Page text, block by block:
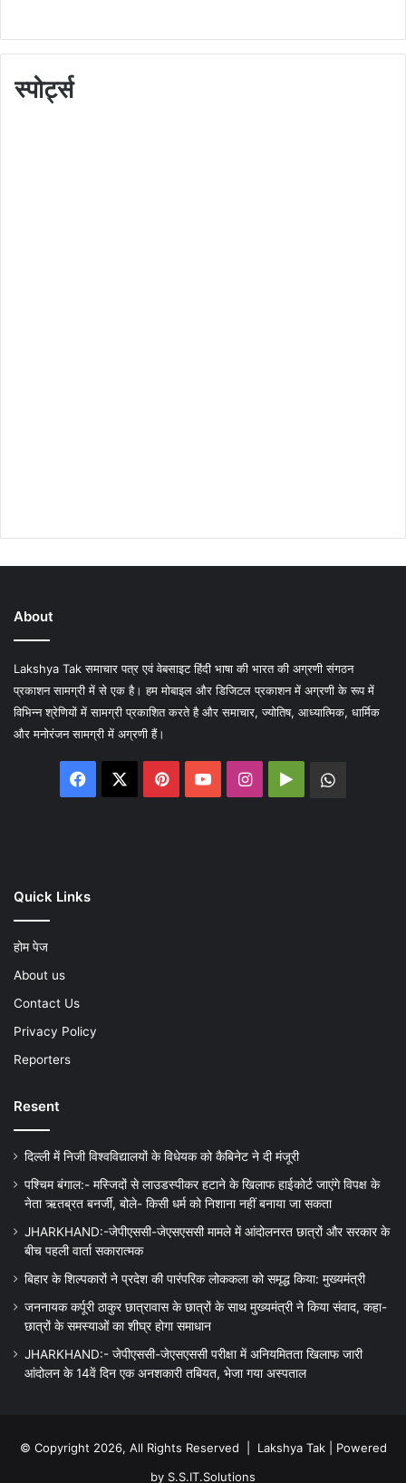
स्पोर्ट्स
About
Lakshya Tak समाचार पत्र एवं वेबसाइट हिंदी भाषा की भारत की अग्रणी संगठन
प्रकाशन सामग्री में से एक है। हम मोबाइल और डिजिटल प्रकाशन में अग्रणी के रूप में
विभिन्न श्रेणियों में सामग्री प्रकाशित करते है और समाचार, ज्योतिष, आध्यात्मिक, धार्मिक
और मनोरंजन सामग्री में अग्रणी हैं।
Facebook PinterestYouTubeInstagram
Google
Quick Links
होम पेज
About us
Contact Us
Privacy Policy
Reporters
Resent
दिल्ली में निजी विश्वविद्यालयों के विधेयक को कैबिनेट ने दी मंजूरी
पश्चिम बंगाल:- मस्जिदों से लाउडस्पीकर हटाने के खिलाफ हाईकोर्ट जाएंगे विपक्ष के
नेता ऋतब्रत बनर्जी, बोले- किसी धर्म को निशाना नहीं बनाया जा सकता
JHARKHAND:-जेपीएससी-जेएसएससी मामले में आंदोलनरत छात्रों और सरकार के
बीच पहली वार्ता सकारात्मक
बिहार के शिल्पकारों ने प्रदेश की पारंपरिक लोककला को समृद्ध किया: मुख्यमंत्री
जननायक कर्पूरी ठाकुर छात्रावास के छात्रों के साथ मुख्यमंत्री ने किया संवाद, कहा-
छात्रों के समस्याओं का शीघ्र होगा समाधान
JHARKHAND:- जेपीएससी-जेएसएससी परीक्षा में अनियमितता खिलाफ जारी
आंदोलन के 14वें दिन एक अनशकारी तबियत, भेजा गया अस्पताल
© Copyright 2026, All Rights Reserved | Lakshya Tak| Powered
by S.S.IT.Solutions